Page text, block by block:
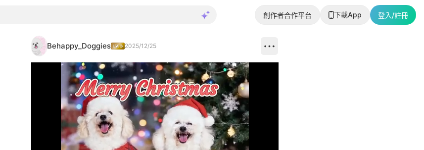
創作者合作平台 下載App 登入/註冊
Behappy_Doggies 2025/12/25